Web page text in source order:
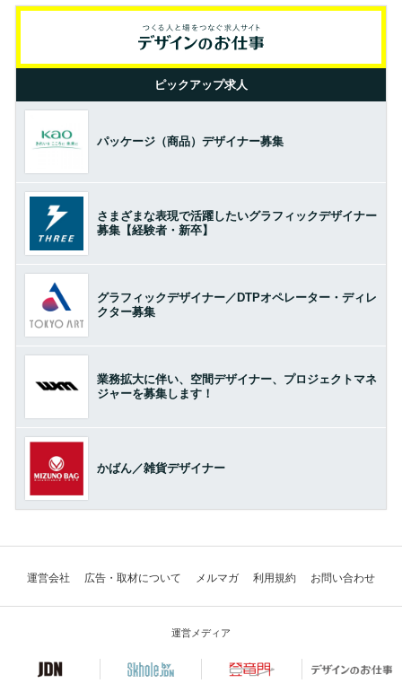
ピックアップ求人
パッケージ（商品）デザイナー募集
さまざまな表現で活躍したいグラフィックデザイナー
募集【経験者・新卒】
グラフィックデザイナー／DTPオペレーター・ディレ
クター募集
業務拡大に伴い、空間デザイナー、プロジェクトマネ
ジャーを募集します！
かばん／雑貨デザイナー
運営会社 広告・取材について メルマガ 利用規約 お問い合わせ
運営メディア